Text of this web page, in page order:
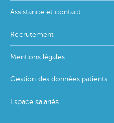
Assistance et contact
Recrutement
Mentions légales
Gestion des données patients
Espace salariés